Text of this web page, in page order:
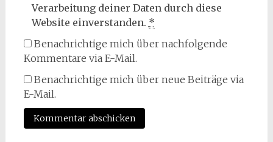
Verarbeitung deiner Daten durch diese
Website einverstanden. *
Benachrichtige mich über nachfolgende
Kommentare via E-Mail.
Benachrichtige mich über neue Beiträge via
E-Mail.